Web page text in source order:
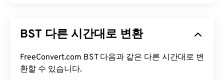
BST 다른 시간대로 변환
FreeConvert.com BST 다음과 같은 다른 시간대로 변
환할 수 있습니다.